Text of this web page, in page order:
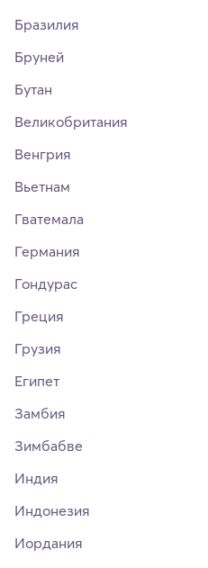
Бразилия
Бруней
Бутан
Великобритания
Венгрия
Вьетнам
Гватемала
Германия
Гондурас
Греция
Грузия
Египет
Замбия
Зимбабве
Индия
Индонезия
Иордания